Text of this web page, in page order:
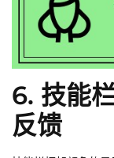
6. 技能
反馈